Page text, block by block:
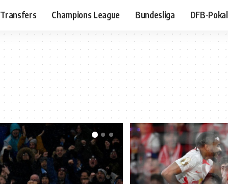
Transfers Champions League Bundesliga DFB-Pokal